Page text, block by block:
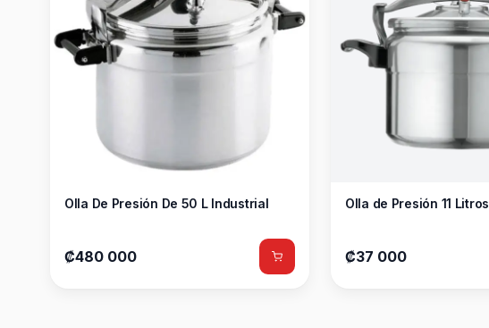
Olla De Presión De 50 L Industrial
₡480 000
Olla de Presión 11 Litros
₡37 000